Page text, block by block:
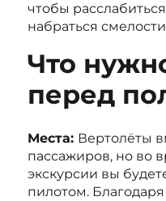
чтобы
набраться
Что
перед
Места: Вертолёты
пассажиров, но во
экскурсии вы
пилотом.